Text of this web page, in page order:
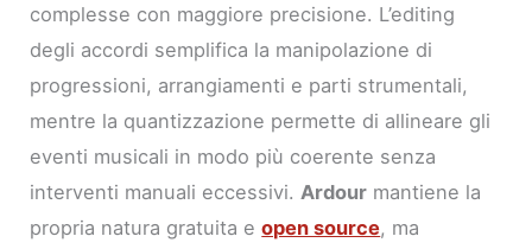
complesse con maggiore precisione. L’editing
degli accordi semplifica la manipolazione di
progressioni, arrangiamenti e parti strumentali,
mentre la quantizzazione permette di allineare gli
eventi musicali in modo più coerente senza
interventi manuali eccessivi.Ardour mantiene la
propria natura gratuita eopen source, ma